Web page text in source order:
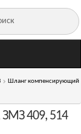
Шланг компенсирующий
409, 514